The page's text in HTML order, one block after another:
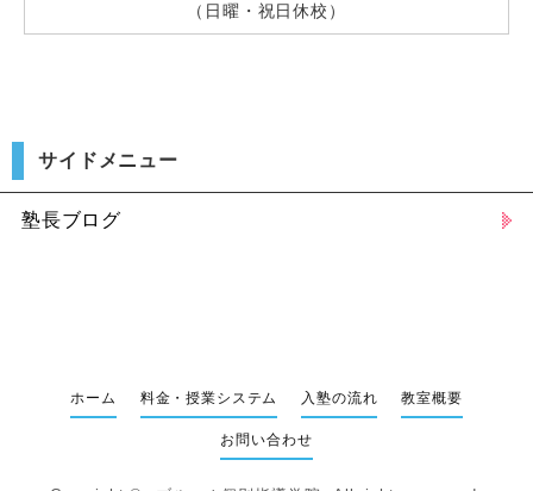
（日曜・祝日休校）
サイドメニュー
塾長ブログ
ホーム 料金・授業システム 入塾の流れ 教室概要
お問い合わせ